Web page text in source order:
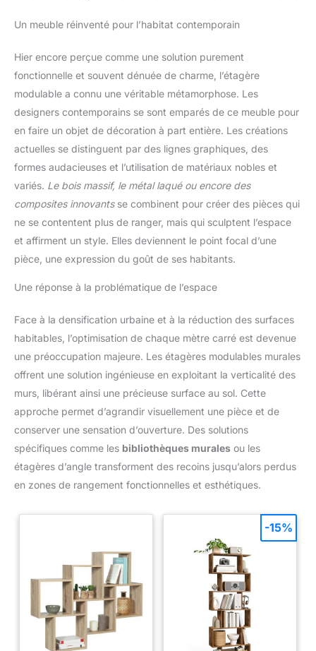
Un meuble réinventé pour l’habitat contemporain
Hier encore perçue comme une solution purement
fonctionnelle et souvent dénuée de charme, l’étagère
modulable a connu une véritable métamorphose. Les
designers contemporains se sont emparés de ce meuble pour
en faire un objet de décoration à part entière. Les créations
actuelles se distinguent par des lignes graphiques, des
formes audacieuses et l’utilisation de matériaux nobles et
variés. Le bois massif, le métal laqué ou encore des
composites innovantsse combinent pour créer des pièces qui
ne se contentent plus de ranger, mais qui sculptent l’espace
et affirment un style. Elles deviennent le point focal d’une
pièce, une expression du goût de ses habitants.
Une réponse à la problématique de l’espace
Face à la densification urbaine et à la réduction des surfaces
habitables, l’optimisation de chaque mètre carré est devenue
une préoccupation majeure. Les étagères modulables murales
offrent une solution ingénieuse en exploitant la verticalité des
murs, libérant ainsi une précieuse surface au sol. Cette
approche permet d’agrandir visuellement une pièce et de
conserver une sensation d’ouverture. Des solutions
spécifiques comme les bibliothèques murales ou les
étagères d’angle transforment des recoins jusqu’alors perdus
en zones de rangement fonctionnelles et esthétiques.
-15%